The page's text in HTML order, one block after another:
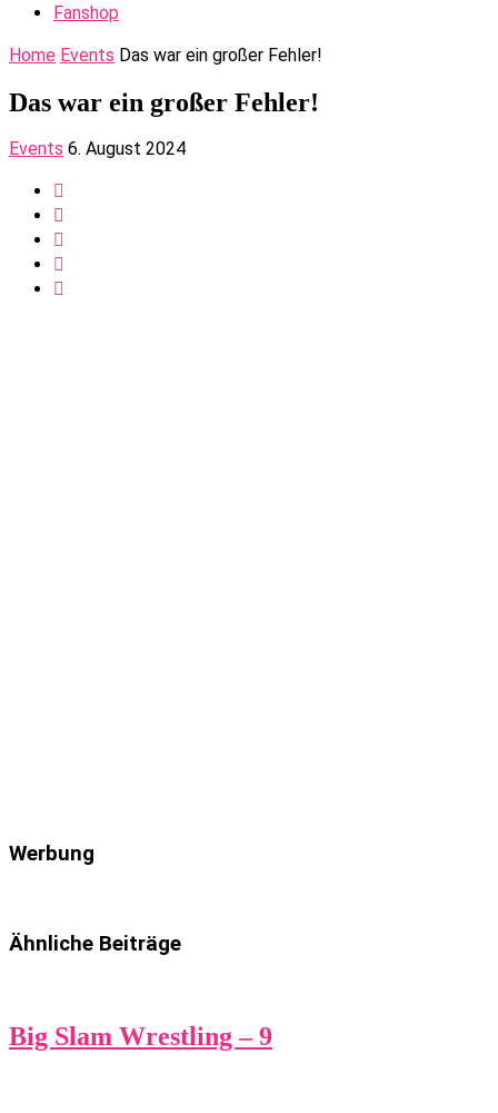
Fanshop
Home Events Das war ein großer Fehler!
Das war ein großer Fehler!
Events 6. August 2024
Werbung
Ähnliche Beiträge
Big Slam Wrestling – 9